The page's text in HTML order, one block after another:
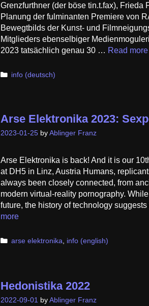
Grenzfurthner (der böse tin.t.fax), Frieda
Planung der fulminanten Premiere von
Bewegtbilds der Kunst- und
Mitglieders ebenselbiger
2023 tatsächlich genau 30 … Read more
Categories
info (deutsch)
Arse Elektronika 2023:
2023-01-25 by Ablinger Franz
Arse Elektronika is back! And it is our
at DH5 in Linz, Austria Humans,
always been closely connected, from
modern virtual-reality pornography.
future, the history of technology
more
Categories
arse elektronika info (english)
Hedonistika 2022
2022-09-01 by Ablinger Franz